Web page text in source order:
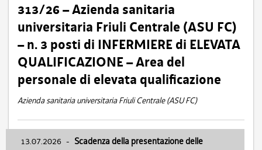
313/26 – Azienda sanitaria
universitaria Friuli Centrale (ASU FC)
– n. 3 posti di INFERMIERE di ELEVATA
QUALIFICAZIONE – Area del
personale di elevata qualificazione
Azienda sanitaria universitaria Friuli Centrale (ASU FC)
13.07.2026 - Scadenza della presentazione delle